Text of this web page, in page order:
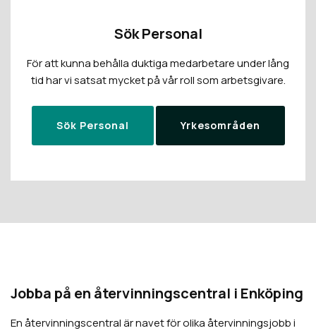
Sök Personal
För att kunna behålla duktiga medarbetare under lång
tid har vi satsat mycket på vår roll som arbetsgivare.
Sök Personal Yrkesområden
Jobba på en återvinningscentral i Enköping
En återvinningscentral är navet för olika återvinningsjobb i